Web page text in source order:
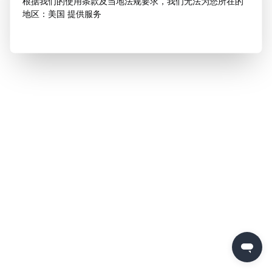
地区：美国 提供服务